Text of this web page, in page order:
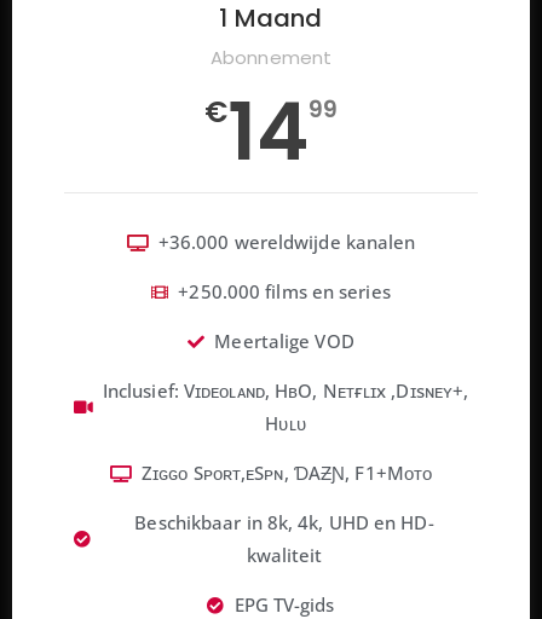
1 Maand
Abonnement
€1499
+36.000 wereldwijde kanalen
+250.000 films en series
Meertalige VOD
Inclusief: Vɪᴅᴇᴏʟᴀɴᴅ, HʙO, Nᴇᴛғʟɪx ,Dɪsɴᴇʏ+,
Hᴜʟᴜ
Zɪɢɢᴏ Sᴘᴏʀᴛ,ᴇSᴘɴ, ƊAƵƝ, F1+Mᴏᴛᴏ
Beschikbaar in 8k, 4k, UHD en HD-
kwaliteit
EPG TV-gids